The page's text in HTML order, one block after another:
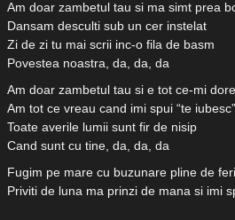
Am doar zambetul tau si ma simt prea
Dansam desculti sub un cer instelat
Zi de zi tu mai scrii inc-o fila de basm
Povestea noastra, da, da, da
Am doar zambetul tau si e tot ce-mi
Am tot ce vreau cand imi spui “te iubesc”
Toate averile lumii sunt fir de nisip
Cand sunt cu tine, da, da, da
Fugim pe mare cu buzunare pline de
Priviti de luna ma prinzi de mana si imi